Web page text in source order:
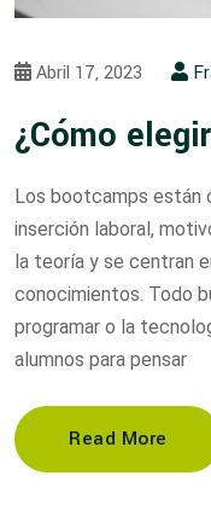
Abril 17, 2023
¿Cómo
Los bootcamps están
inserción laboral,
la teoría y se centran
conocimientos. Todo
programar o la
alumnos para pensar
Read More